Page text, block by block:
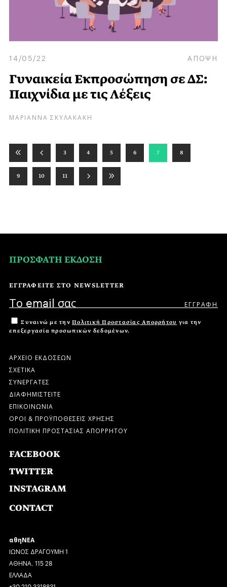
14/05/22 ΑΠΟΨΗ
Γυναικεία Εκπροσώπηση σε ΔΣ:
Παιχνίδια με τις Λέξεις
ΜΑΡΙΑΝΝΑ ΣΚΥΛΑΚΑΚΗ
3 4 5 6 7 8
9 10 11
ΠΡΟΣΦΑΤΗ ΕΚΔΟΣΗ
ΕΓΓΡΑΦΕΙΤΕ ΣΤΟ NEWSLETTER
Συναινώ με την Πολιτική Προστασίας Απορρήτου για την
επεξεργασία προσωπικών δεδομένων.
ΑΡΧΕΙΟ ΕΚΔΟΣΕΩΝ
ΣΧΕΤΙΚΑ
ΣΥΝΕΡΓΑΤΕΣ
ΔΙΑΦΗΜΙΣΤΕΙΤΕ
ΕΠΙΚΟΙΝΩΝΙΑ
ΟΡΟΙ & ΠΡΟΫΠΟΘΕΣΕΙΣ ΧΡΗΣΗΣ
ΠΟΛΙΤΙΚΗ ΠΡΟΣΤΑΣΙΑΣ ΑΠΟΡΡΗΤΟΥ
FACEBOOK
TWITTER
INSTAGRAM
CONTACT
αθηΝΕΑ
ΙΩΝΟΣ ΔΡΑΓΟΥΜΗ 1
ΑΘΗΝΑ, 115 28
ΕΛΛΑΔΑ